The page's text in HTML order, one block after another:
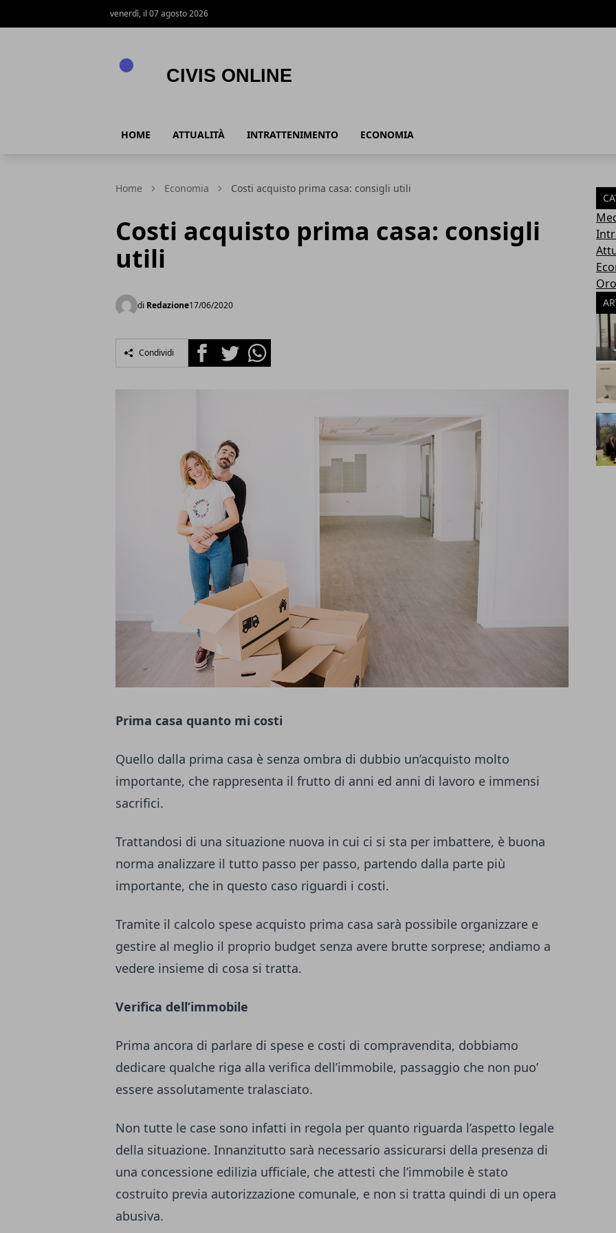
venerdì, il 07 agosto 2026
HOME ATTUALITÀ INTRATTENIMENTO ECONOMIA
Home Economia Costi acquisto prima casa: consigli utili
Costi acquisto prima casa: consigli
utili
di Redazione17/06/2020
Condividi FacebookTwitterWhatsapp
Prima casa quanto mi costi
Quello dalla prima casa è senza ombra di dubbio un’acquisto molto
importante, che rappresenta il frutto di anni ed anni di lavoro e immensi
sacrifici.
Trattandosi di una situazione nuova in cui ci si sta per imbattere, è buona
norma analizzare il tutto passo per passo, partendo dalla parte più
importante, che in questo caso riguardi i costi.
Tramite il calcolo spese acquisto prima casa sarà possibile organizzare e
gestire al meglio il proprio budget senza avere brutte sorprese; andiamo a
vedere insieme di cosa si tratta.
Verifica dell’immobile
Prima ancora di parlare di spese e costi di compravendita, dobbiamo
dedicare qualche riga alla verifica dell’immobile, passaggio che non puo’
essere assolutamente tralasciato.
Non tutte le case sono infatti in regola per quanto riguarda l’aspetto legale
della situazione. Innanzitutto sarà necessario assicurarsi della presenza di
una concessione edilizia ufficiale, che attesti che l’immobile è stato
costruito previa autorizzazione comunale, e non si tratta quindi di un opera
abusiva.